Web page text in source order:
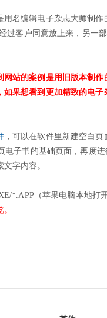
名编辑电子杂志大师制作
过客户同意放上来，另一
站的案例是用旧版本制作
果想看到更加精致的电子
，可以在软件里新建空白页
电子书的基础页面，再度进
字内容。
*.APP（苹果电脑本地打